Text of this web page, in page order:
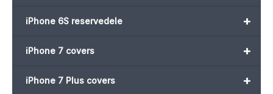
+
iPhone 6S reservedele
+
iPhone 7 covers
+
iPhone 7 Plus covers